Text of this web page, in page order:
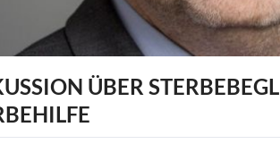
ÜBER